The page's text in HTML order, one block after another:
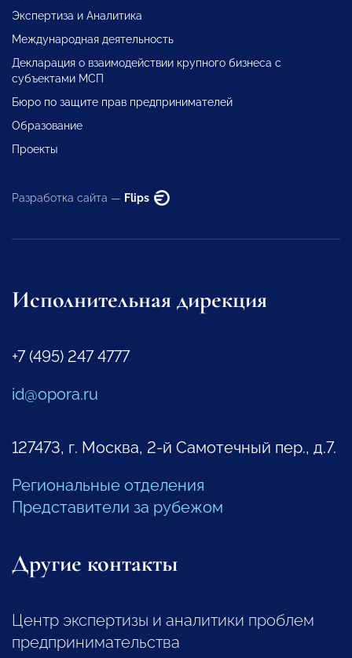
Экспертиза и Аналитика
Международная деятельность
Декларация о взаимодействии крупного бизнеса с
субъектами МСП
Бюро по защите прав предпринимателей
Образование
Проекты
Разработка сайта — Flips
Исполнительная дирекция
+7 (495) 247 4777
id@opora.ru
127473, г. Москва, 2-й Самотечный пер., д.7.
Региональные отделения
Представители за рубежом
Другие контакты
Центр экспертизы и аналитики проблем
предпринимательства